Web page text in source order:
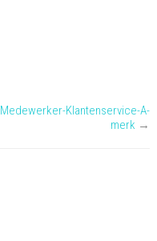
Medewerker-Klantenservice-A-
merk →